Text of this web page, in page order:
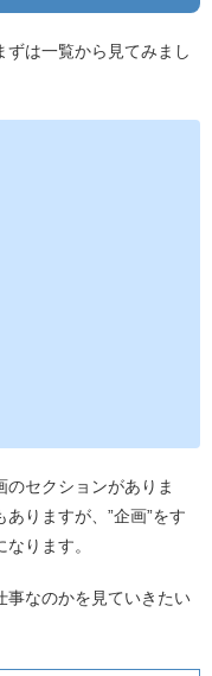
は一覧から見てみまし
セクションがありま
りますが、”企画”をす
ります。
事なのかを見ていきたい